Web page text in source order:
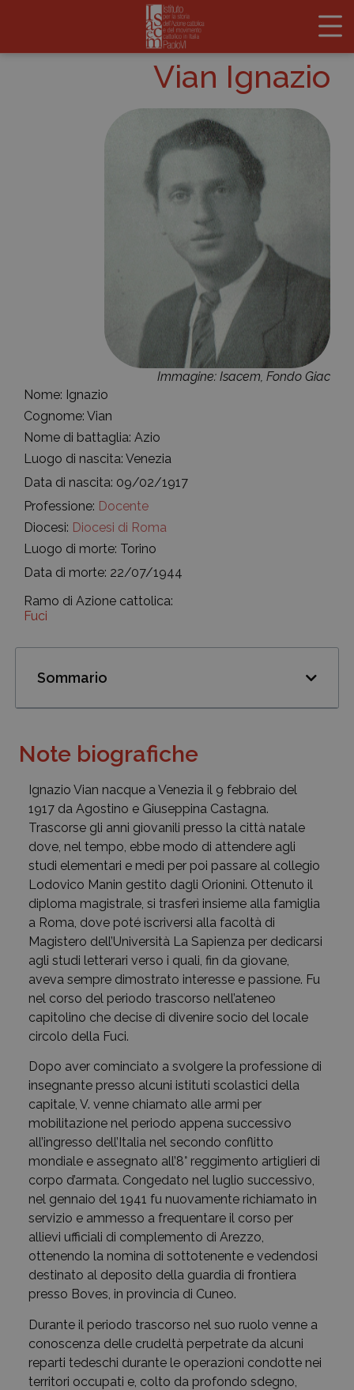
Vian Ignazio
Immagine: Isacem, Fondo Giac
Nome: Ignazio
Cognome: Vian
Nome di battaglia: Azio
Luogo di nascita: Venezia
Data di nascita: 09/02/1917
Professione: Docente
Diocesi: Diocesi di Roma
Luogo di morte: Torino
Data di morte: 22/07/1944
Ramo di Azione cattolica:
Fuci
Sommario
Note biografiche
Ignazio Vian nacque a Venezia il 9 febbraio del
1917 da Agostino e Giuseppina Castagna.
Trascorse gli anni giovanili presso la città natale
dove, nel tempo, ebbe modo di attendere agli
studi elementari e medi per poi passare al collegio
Lodovico Manin gestito dagli Orionini. Ottenuto il
diploma magistrale, si trasferì insieme alla famiglia
a Roma, dove poté iscriversi alla facoltà di
Magistero dell’Università La Sapienza per dedicarsi
agli studi letterari verso i quali, fin da giovane,
aveva sempre dimostrato interesse e passione. Fu
nel corso del periodo trascorso nell’ateneo
capitolino che decise di divenire socio del locale
circolo della Fuci.
Dopo aver cominciato a svolgere la professione di
insegnante presso alcuni istituti scolastici della
capitale, V. venne chiamato alle armi per
mobilitazione nel periodo appena successivo
all’ingresso dell’Italia nel secondo conflitto
mondiale e assegnato all’8° reggimento artiglieri di
corpo d’armata. Congedato nel luglio successivo,
nel gennaio del 1941 fu nuovamente richiamato in
servizio e ammesso a frequentare il corso per
allievi ufficiali di complemento di Arezzo,
ottenendo la nomina di sottotenente e vedendosi
destinato al deposito della guardia di frontiera
presso Boves, in provincia di Cuneo.
Durante il periodo trascorso nel suo ruolo venne a
conoscenza delle crudeltà perpetrate da alcuni
reparti tedeschi durante le operazioni condotte nei
territori occupati e, colto da profondo sdegno,